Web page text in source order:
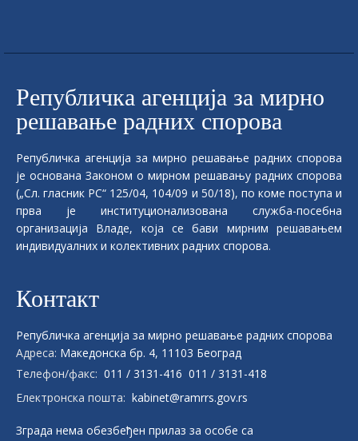
Републичка aгенција за мирно
решавање радних спорова
Републичка aгенција за мирно решавање радних спорова
је основана Законом о мирном решавању радних спорова
(„Сл. гласник РС“ 125/04, 104/09 и 50/18), по коме поступа и
прва је институционализована служба-посебна
организација Владе, која се бави мирним решавањем
индивидуалних и колективних радних спорова.
Контакт
Републичка aгенција за мирно решавање радних спорова
Адреса: Македонска бр. 4, 11103 Београд
Телефон/факс: 011 / 3131-416 011 / 3131-418
Електронска пошта: kabinet@ramrrs.gov.rs
Зграда нема обезбеђен прилаз за особе са